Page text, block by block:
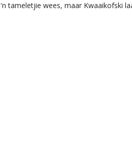
'n tameletjie wees, maar Kwaaikofski